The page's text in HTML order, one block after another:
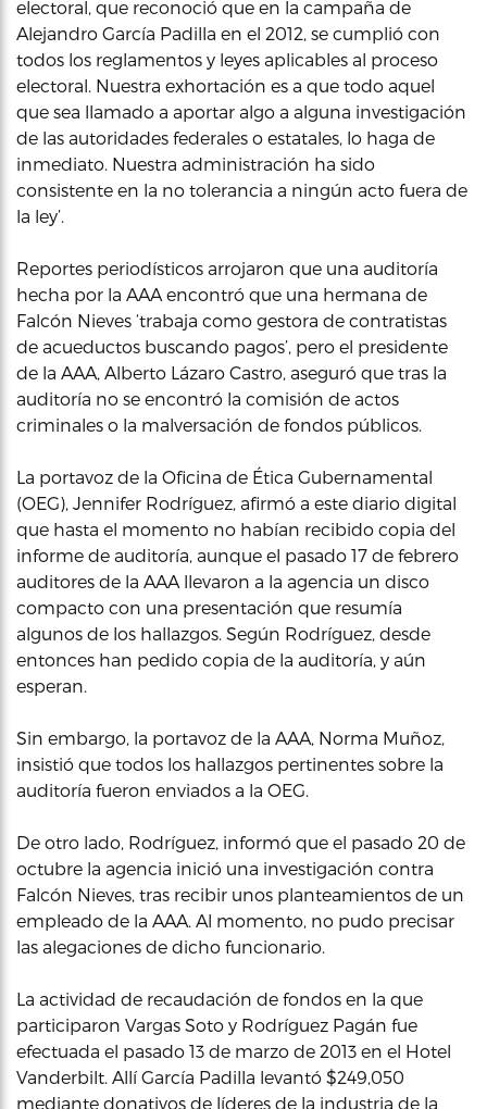
electoral, que reconoció que en la campaña de
Alejandro García Padilla en el 2012, se cumplió con
todos los reglamentos y leyes aplicables al proceso
electoral. Nuestra exhortación es a que todo aquel
que sea llamado a aportar algo a alguna investigación
de las autoridades federales o estatales, lo haga de
inmediato. Nuestra administración ha sido
consistente en la no tolerancia a ningún acto fuera de
la ley’.
Reportes periodísticos arrojaron que una auditoría
hecha por la AAA encontró que una hermana de
Falcón Nieves ‘trabaja como gestora de contratistas
de acueductos buscando pagos’, pero el presidente
de la AAA, Alberto Lázaro Castro, aseguró que tras la
auditoría no se encontró la comisión de actos
criminales o la malversación de fondos públicos.
La portavoz de la Oficina de Ética Gubernamental
(OEG), Jennifer Rodríguez, afirmó a este diario digital
que hasta el momento no habían recibido copia del
informe de auditoría, aunque el pasado 17 de febrero
auditores de la AAA llevaron a la agencia un disco
compacto con una presentación que resumía
algunos de los hallazgos. Según Rodríguez, desde
entonces han pedido copia de la auditoría, y aún
esperan.
Sin embargo, la portavoz de la AAA, Norma Muñoz,
insistió que todos los hallazgos pertinentes sobre la
auditoría fueron enviados a la OEG.
De otro lado, Rodríguez, informó que el pasado 20 de
octubre la agencia inició una investigación contra
Falcón Nieves, tras recibir unos planteamientos de un
empleado de la AAA. Al momento, no pudo precisar
las alegaciones de dicho funcionario.
La actividad de recaudación de fondos en la que
participaron Vargas Soto y Rodríguez Pagán fue
efectuada el pasado 13 de marzo de 2013 en el Hotel
Vanderbilt. Allí García Padilla levantó $249,050
mediante donativos de líderes de la industria de la